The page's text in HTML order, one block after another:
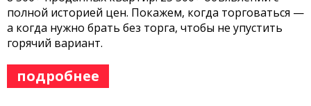
полной историей цен. Покажем, когда торговаться —
а когда нужно брать без торга, чтобы не упустить
горячий вариант.
подробнее